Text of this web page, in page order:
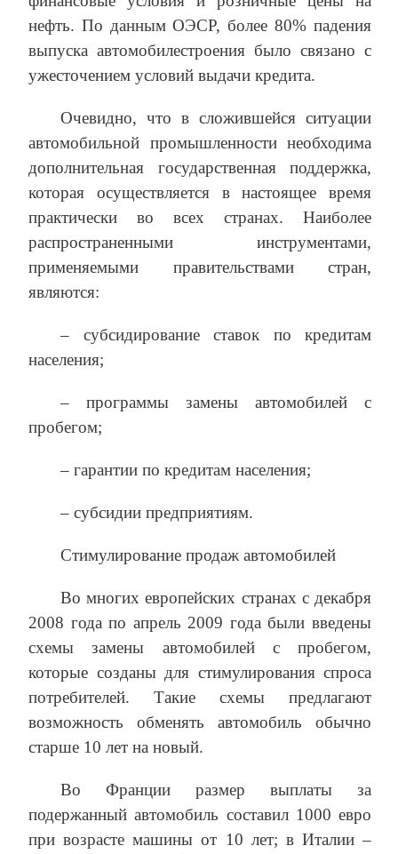
нефть. По данным ОЭСР, более 80% падения
выпуска автомобилестроения было связано с
ужесточением условий выдачи кредита.
Очевидно, что в сложившейся ситуации
автомобильной промышленности необходима
дополнительная государственная поддержка,
которая осуществляется в настоящее время
практически во всех странах. Наиболее
распространенными инструментами,
применяемыми правительствами стран,
являются:
– субсидирование ставок по кредитам
населения;
– программы замены автомобилей с
пробегом;
– гарантии по кредитам населения;
– субсидии предприятиям.
Стимулирование продаж автомобилей
Во многих европейских странах с декабря
2008 года по апрель 2009 года были введены
схемы замены автомобилей с пробегом,
которые созданы для стимулирования спроса
потребителей. Такие схемы предлагают
возможность обменять автомобиль обычно
старше 10 лет на новый.
Во Франции размер выплаты за
подержанный автомобиль составил 1000 евро
при возрасте машины от 10 лет; в Италии –